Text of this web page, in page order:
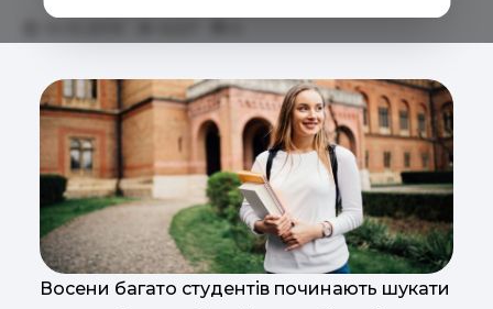
Восени багато студентів починають шукати